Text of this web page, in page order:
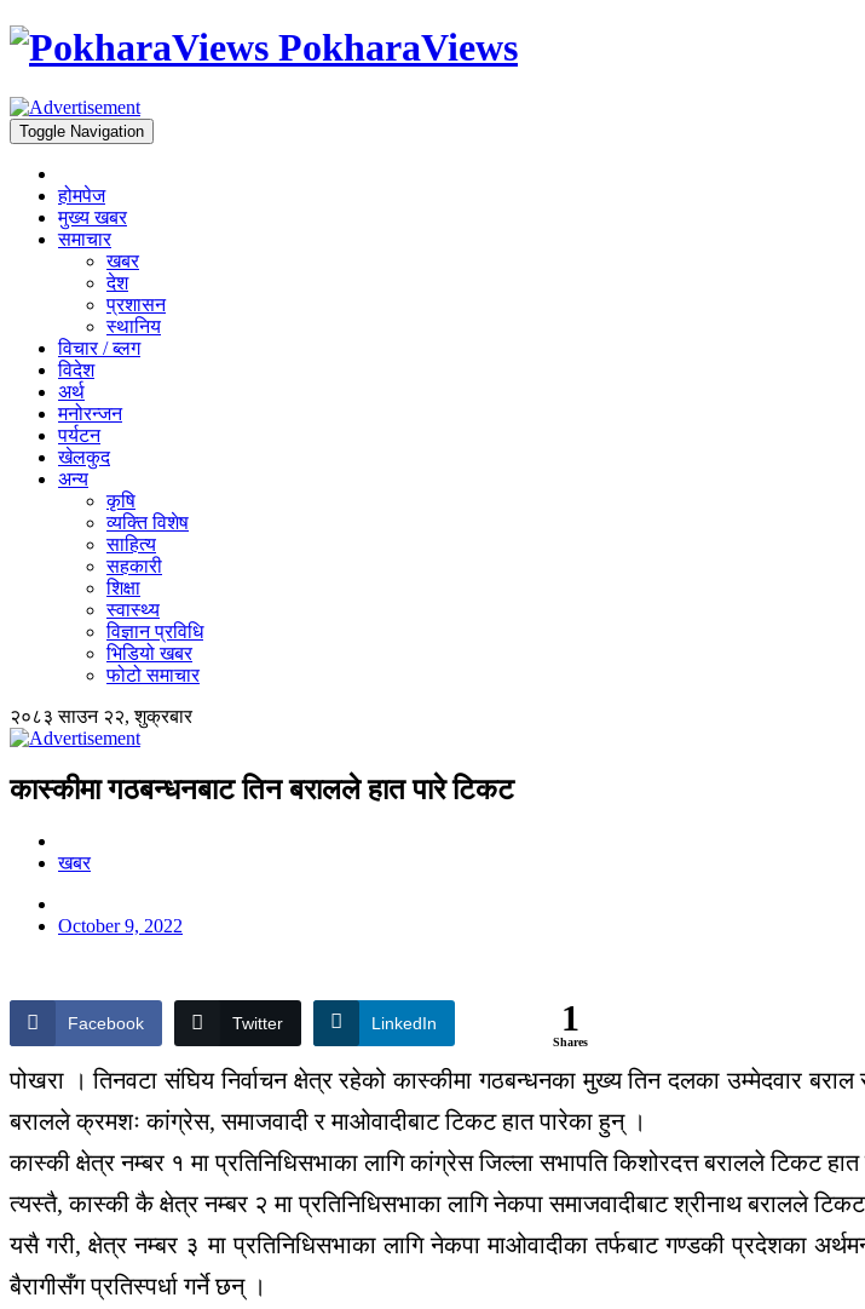
PokharaViews
Toggle Navigation
होमपेज
मुख्य खबर
समाचार
खबर
देश
प्रशासन
स्थानिय
विचार / ब्लग
विदेश
अर्थ
मनोरन्जन
पर्यटन
खेलकुद
अन्य
कृषि
व्यक्ति विशेष
साहित्य
सहकारी
शिक्षा
स्वास्थ्य
विज्ञान प्रविधि
भिडियो खबर
फोटो समाचार
२०८३ साउन २२, शुक्रबार
कास्कीमा गठबन्धनबाट तिन बरालले हात पारे टिकट
खबर
October 9, 2022
Facebook Twitter LinkedIn 1
Shares
पोखरा । तिनवटा संघिय निर्वाचन क्षेत्र रहेको कास्कीमा गठबन्धनका मुख्य तिन दलका उम्मेदवार
बरालले क्रमशः कांग्रेस, समाजवादी र माओवादीबाट टिकट हात पारेका हुन् ।
कास्की क्षेत्र नम्बर १ मा प्रतिनिधिसभाका लागि कांग्रेस जिल्ला सभापति किशोरदत्त बरालले टिकट
त्यस्तै, कास्की कै क्षेत्र नम्बर २ मा प्रतिनिधिसभाका लागि नेकपा समाजवादीबाट श्रीनाथ बरालले
यसै गरी, क्षेत्र नम्बर ३ मा प्रतिनिधिसभाका लागि नेकपा माओवादीका तर्फबाट गण्डकी प्रदेशका
बैरागीसँग प्रतिस्पर्धा गर्ने छन् ।